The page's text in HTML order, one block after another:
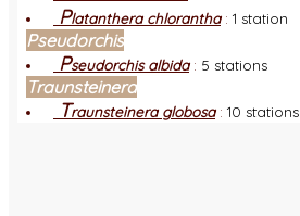
Platanthera chlorantha: 1 station
Pseudorchis
Pseudorchis albida: 5 stations
Traunsteinera
Traunsteinera globosa: 10 stations